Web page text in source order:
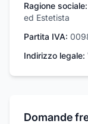
Ragione sociale:
ed Estetista
Partita IVA:
Indirizzo legale:
Domande